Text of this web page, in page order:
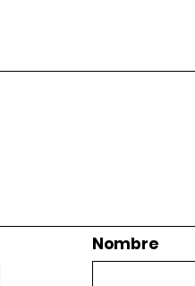
Nombre